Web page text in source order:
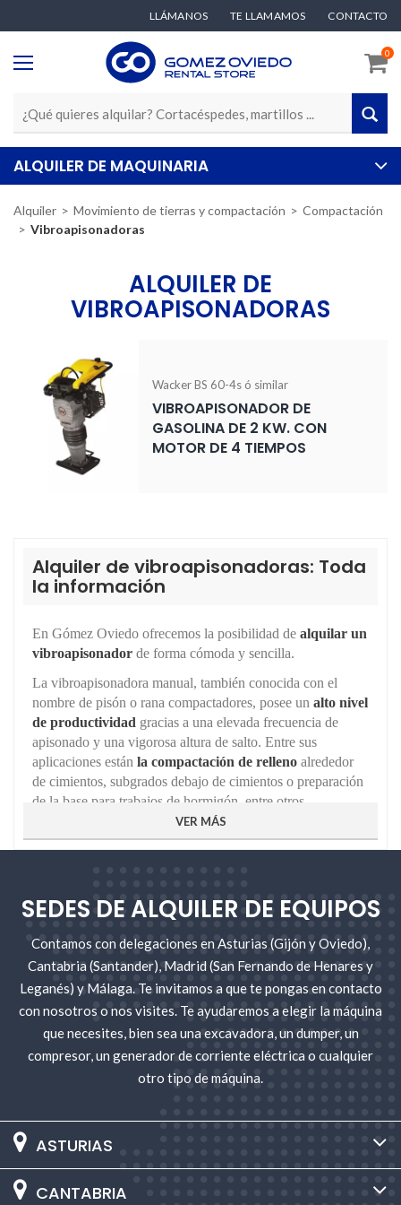
LLÁMANOS TE LLAMAMOS CONTACTO
0
ALQUILER DE MAQUINARIA
Alquiler Movimiento de tierras y compactación
Compactación
Vibroapisonadoras
ALQUILER DE
VIBROAPISONADORAS
Wacker BS 60-4s ó similar
VIBROAPISONADOR DE
GASOLINA DE 2 KW. CON
MOTOR DE 4 TIEMPOS
Alquiler de vibroapisonadoras: Toda
la información
En Gómez Oviedo ofrecemos la posibilidad de alquilar un
vibroapisonador de forma cómoda y sencilla.
La vibroapisonadora manual, también conocida con el
nombre de pisón o rana compactadores, posee un alto nivel
de productividad gracias a una elevada frecuencia de
apisonado y una vigorosa altura de salto. Entre sus
aplicaciones están la compactación de relleno alrededor
de cimientos, subgrados debajo de cimientos o preparación
de la base para trabajos de hormigón, entre otros.
¿Qué es un vibroapisonador?
Unvibroapisonadores unacompactadora de tierraque
El funcionamiento del pisón vibrante es muy sencillo. Basta
con accionar la herramienta e incidir sobre el suelo que
necesites trabajar. En función de la superficie que necesites
apisonar le daremos al pisón compactador una mayor o
menor potencia e intensidad.
por los daños que podamos causar. Es totalmente
obligatorio que la herramienta sea empleada por una
persona con experienciaque sepa cuál es el uso correcto
vibroapisonador para tus trabajos de obra y construcción.
En Gomez Oviedo puedes encontrar los mejores
compactadores de tierra en alquiler que mejor se adaptan a
VER MÁS
SEDES DE ALQUILER DE EQUIPOS
Contamos con delegaciones en Asturias (Gijón y Oviedo),
Cantabria (Santander), Madrid (San Fernando de Henares y
Leganés) y Málaga. Te invitamos a que te pongas en contacto
con nosotros o nos visites. Te ayudaremos a elegir la máquina
que necesites, bien sea una excavadora, un dumper, un
compresor, un generador de corriente eléctrica o cualquier
otro tipo de máquina.
ASTURIAS
CANTABRIA